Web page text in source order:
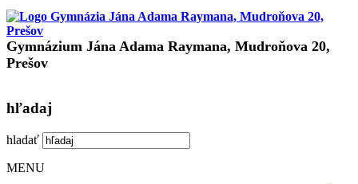
Gymnázium Jána Adama Raymana, Mudroňova 20,
Prešov
hľadaj
hladať
MENU